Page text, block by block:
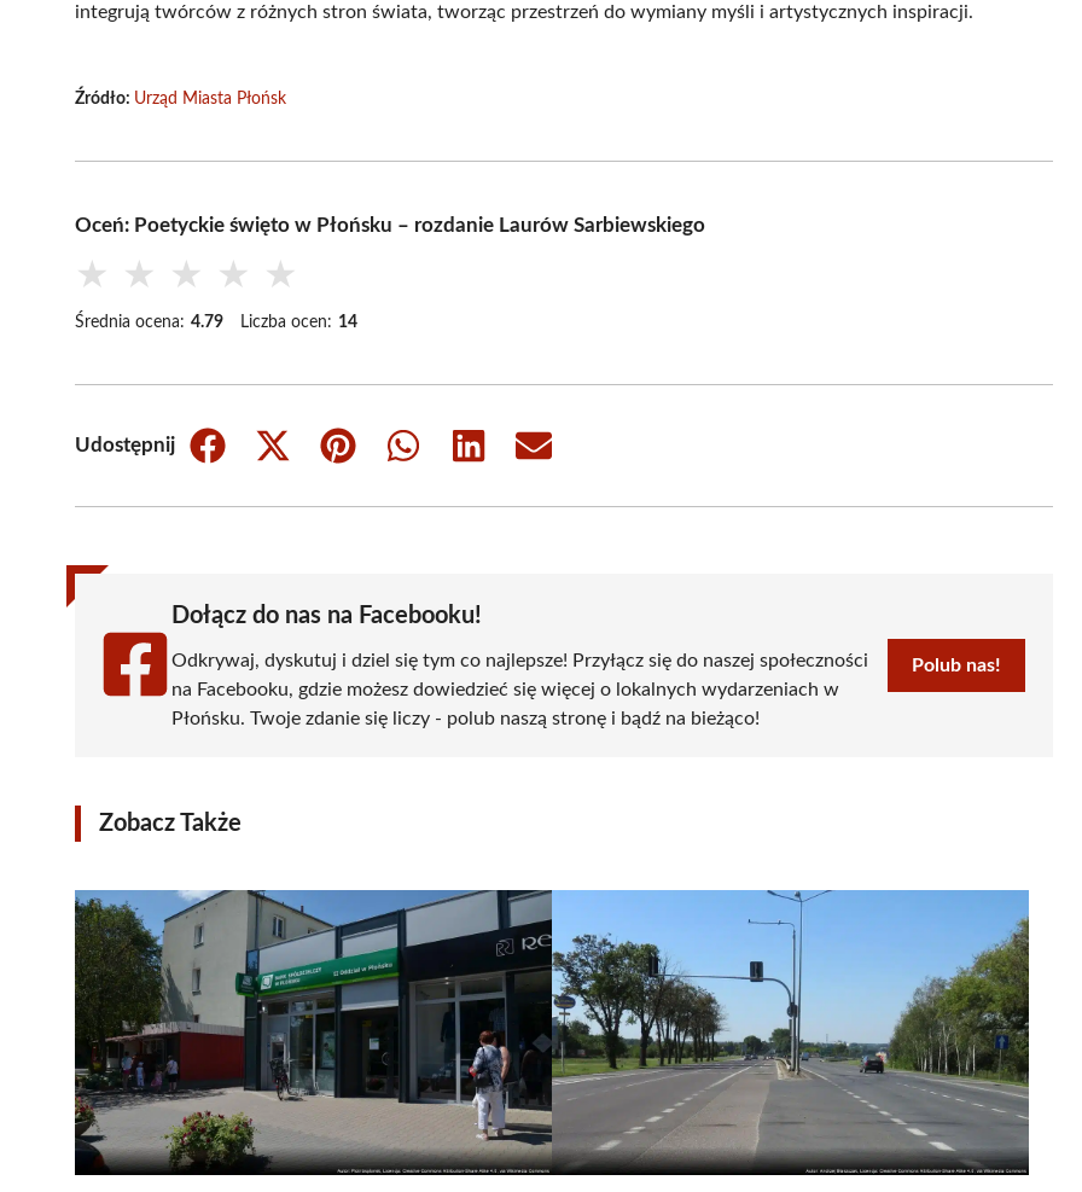
integrują twórców z różnych stron świata, tworząc przestrzeń do wymiany myśli i artystycznych inspiracji.
Źródło: Urząd Miasta Płońsk
Oceń: Poetyckie święto w Płońsku – rozdanie Laurów Sarbiewskiego
★ ★ ★ ★ ★
Średnia ocena: 4.79 Liczba ocen: 14
Udostępnij
Share
Share
(Twitter)
Share
Share
Share
Share
Dołącz do nas na Facebooku!
Odkrywaj, dyskutuj i dziel się tym co najlepsze! Przyłącz się do naszej społeczności
na Facebooku, gdzie możesz dowiedzieć się więcej o lokalnych wydarzeniach w
Płońsku. Twoje zdanie się liczy - polub naszą stronę i bądź na bieżąco!
Polub nas!
Zobacz Także